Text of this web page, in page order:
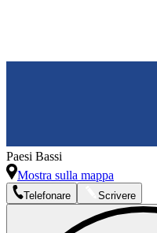
Paesi Bassi
Mostra sulla mappa
Telefonare Scrivere